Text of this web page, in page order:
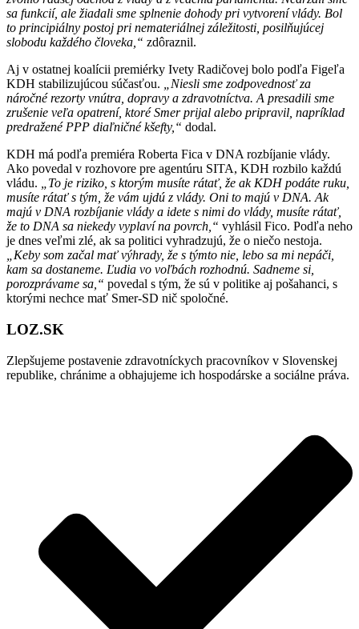
sa funkcií, ale žiadali sme splnenie dohody pri vytvorení vlády. Bol
to principiálny postoj pri nemateriálnej záležitosti, posilňujúcej
slobodu každého človeka,“ zdôraznil.
Aj v ostatnej koalícii premiérky Ivety Radičovej bolo podľa Figeľa
KDH stabilizujúcou súčasťou.
„Niesli sme zodpovednosť za
náročné rezorty vnútra, dopravy a zdravotníctva. A presadili sme
zrušenie veľa opatrení, ktoré Smer prijal alebo pripravil, napríklad
predražené PPP diaľničné kšefty,“ dodal.
KDH má podľa premiéra Roberta Fica v DNA rozbíjanie vlády.
Ako povedal v rozhovore pre agentúru SITA, KDH rozbilo každú
vládu.
„To je riziko, s ktorým musíte rátať, že ak KDH podáte ruku,
musíte rátať s tým, že vám ujdú z vlády. Oni to majú v DNA. Ak
majú v DNA rozbíjanie vlády a idete s nimi do vlády, musíte rátať,
že to DNA sa niekedy vyplaví na povrch,“ vyhlásil Fico. Podľa neho
je dnes veľmi zlé, ak sa politici vyhradzujú, že o niečo nestoja.
„Keby som začal mať výhrady, že s týmto nie, lebo sa mi nepáči,
kam sa dostaneme. Ľudia vo voľbách rozhodnú. Sadneme si,
porozprávame sa,“ povedal s tým, že sú v politike aj pošahanci, s
ktorými nechce mať Smer-SD nič spoločné.
LOZ.SK
Zlepšujeme postavenie zdravotníckych pracovníkov v Slovenskej
republike, chránime a obhajujeme ich hospodárske a sociálne práva.